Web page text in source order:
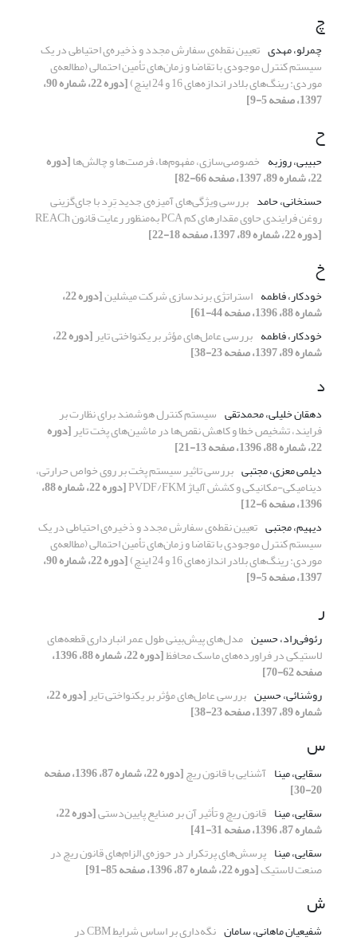
چ
چمرلو، مهدی تعیین نقطه‌ی‌ سفارش مجدد و ذخیره‌ی احتیاطی در یک
سیستم کنترل موجودی با تقاضا و زمان‌های تأمین احتمالی (مطالعه‌ی
موردی: رینگ‌های بلادر اندازه‌های 16 و 24 اینچ) [دوره 22، شماره 90،
1397، صفحه 5-9]
ح
حبیبی، روزبه خصوصی‌سازی، مفهوم‌ها، فرصت‌ها و چالش‌ها[دوره
22، شماره 89، 1397، صفحه 66-82]
حسنخانی، حامد بررسی ویژگی‌های آمیزه‌ی جدید تِرِد با جای‌گزینی
روغن فرایندی حاوی مقدارهای کم PCA به‌‌‌‌منظور رعایت قانون REACh
[دوره 22، شماره 89، 1397، صفحه 18-22]
خ
خودکار، فاطمه استراتژی برندسازی شرکت میشلین [دوره 22،
شماره 88، 1396، صفحه 44-61]
خودکار، فاطمه بررسی عامل‌‌های مؤثر بر یکنواختی تایر [دوره 22،
شماره 89، 1397، صفحه 23-38]
د
دهقان خلیلی، محمدتقی سیستم کنترل هوشمند برای نظارت بر
فرایند، تشخیص خطا و کاهش نقص‌ها در ماشین‌های پخت تایر[دوره
22، شماره 88، 1396، صفحه 13-21]
دیلمی معزی، مجتبی بررسی تاثیر سیستم پخت بر روی خواص حرارتی،
دینامیکی-مکانیکی و کشش آلیاژ PVDF/FKM [دوره 22، شماره 88،
1396، صفحه 6-12]
دیهیم، مجتبی تعیین نقطه‌ی‌ سفارش مجدد و ذخیره‌ی احتیاطی در یک
سیستم کنترل موجودی با تقاضا و زمان‌های تأمین احتمالی (مطالعه‌ی
موردی: رینگ‌های بلادر اندازه‌های 16 و 24 اینچ) [دوره 22، شماره 90،
1397، صفحه 5-9]
ر
رئوفی‌راد، حسین مدل‌های پیش‌بینی طول عمر انبارداری قطعه‌های
لاستیکی در فراورده‌های ماسک محافظ [دوره 22، شماره 88، 1396،
صفحه 62-70]
روشنائی، حسین بررسی عامل‌‌های مؤثر بر یکنواختی تایر [دوره 22،
شماره 89، 1397، صفحه 23-38]
س
سقایی، مینا آشنایی با قانون ریچ [دوره 22، شماره 87، 1396، صفحه
20-30]
سقایی، مینا قانون ریچ و تأثیر آن بر صنایع پایین‌دستی [دوره 22،
شماره 87، 1396، صفحه 31-41]
سقایی، مینا پرسش‌های پرتکرار در حوزه‌ی الزام‌های قانون ریچ در
صنعت لاستیک[دوره 22، شماره 87، 1396، صفحه 85-91]
ش
شفیعیان ماهانی، سامان نگه‌داری بر اساس شرایط CBM در